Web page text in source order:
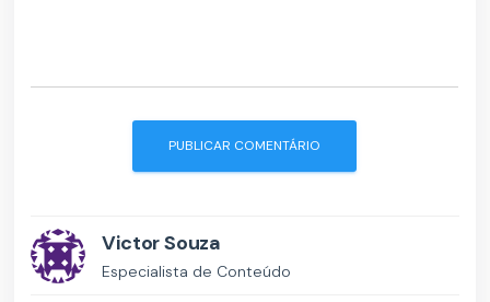
Victor Souza
Especialista de Conteúdo